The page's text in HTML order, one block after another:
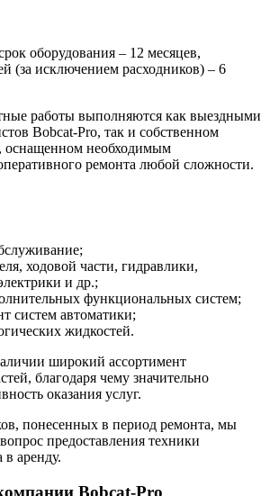
оборудования – 12 месяцев,
(за исключением расходников) – 6
работы выполняются как выездными
Bobcat-Pro, так и собственном
оснащенном необходимым
ремонта любой сложности.
ходовой части, гидравлики,
и др.;
функциональных систем;
систем автоматики;
жидкостей.
широкий ассортимент
благодаря чему значительно
оказания услуг.
понесенных в период ремонта, мы
предоставления техники
в аренду.
Bobcat-Pro